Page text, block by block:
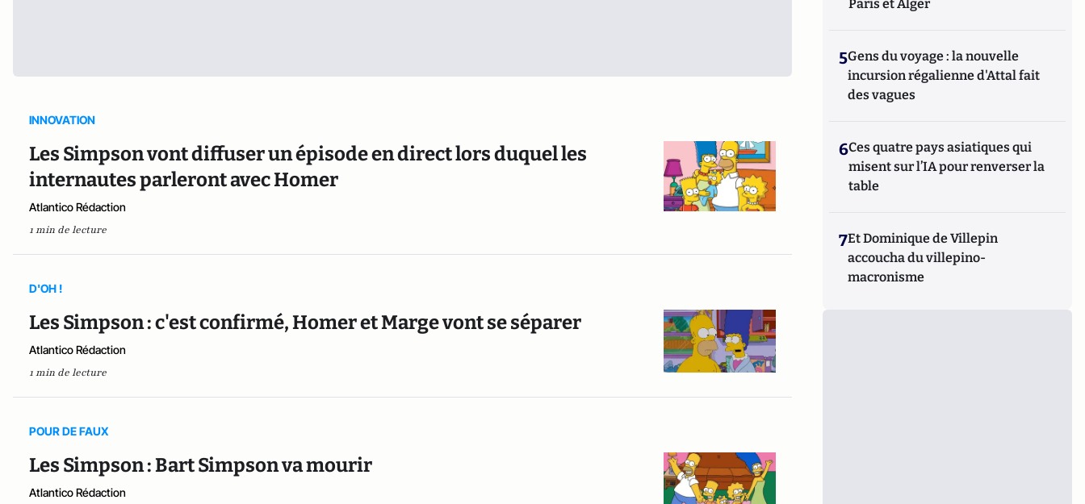
INNOVATION
Les Simpson vont diffuser un épisode en direct lors duquel les
internautes parleront avec Homer
Atlantico Rédaction
1 min de lecture
D'OH !
Les Simpson : c'est confirmé, Homer et Marge vont se séparer
Atlantico Rédaction
1 min de lecture
POUR DE FAUX
Les Simpson : Bart Simpson va mourir
Atlantico Rédaction
Paris et Alger
5Gens du voyage : la nouvelle
incursion régalienne d'Attal fait
des vagues
6Ces quatre pays asiatiques qui
misent sur l’IA pour renverser la
table
7Et Dominique de Villepin
accoucha du villepino-
macronisme